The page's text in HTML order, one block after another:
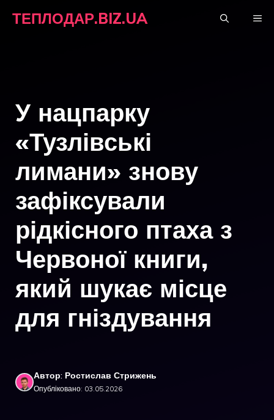
ТЕПЛОДАР.BIZ.UA
У нацпарку
«Тузлівські
лимани» знову
зафіксували
рідкісного птаха з
Червоної книги,
який шукає місце
для гніздування
Автор: Ростислав Стрижень
Опубліковано: 03.05.2026